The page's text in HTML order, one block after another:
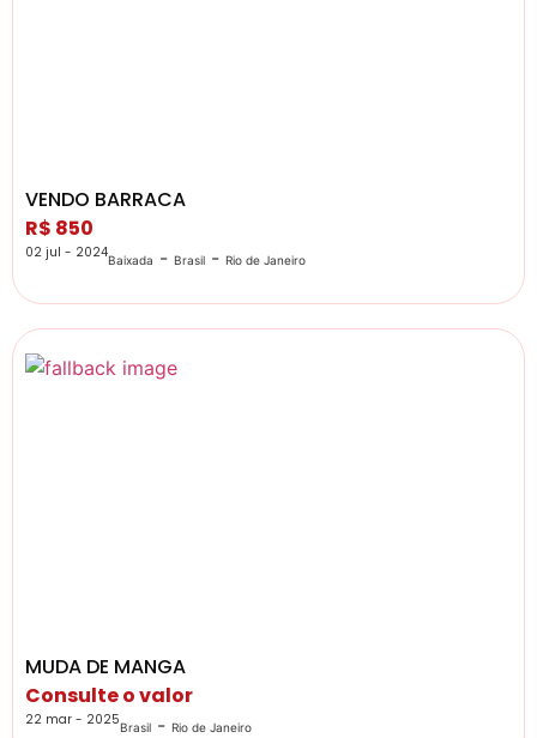
VENDO BARRACA
R$ 850
02 jul - 2024Baixada - Brasil - Rio de Janeiro
MUDA DE MANGA
Consulte o valor
22 mar - 2025Brasil - Rio de Janeiro